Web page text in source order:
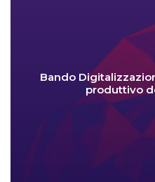
Bando
produttivo